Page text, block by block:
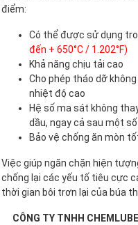
điểm:
Có thể được sử dụng
đến + 650°C / 1.202°F)
Khả năng chịu tải cao
Cho phép tháo dỡ
nhiệt độ cao
Hệ số ma sát không
dầu, ngay cả sau một
Bảo vệ chống ăn mòn
Việc giúp ngăn chặn hiện
chống lại các yếu tố tiêu cực
thời gian bôi trơn lại của búa
CÔNG TY TNHH